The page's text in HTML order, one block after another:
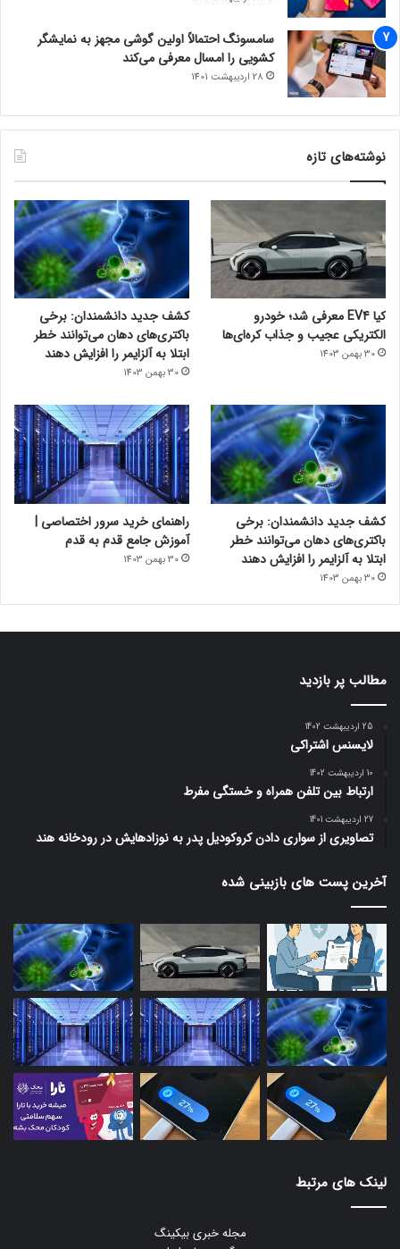
سامسونگ احتمالاً اولین گوشی مجهز به نمایشگر
کشویی را امسال معرفی می‌کند
28 اردیبهشت 1401
نوشته‌های تازه
کیا EV4 معرفی شد؛ خودرو
الکتریکی عجیب و جذاب کره‌ای‌ها
30 بهمن 1403
کشف جدید دانشمندان: برخی
باکتری‌های دهان می‌توانند خطر
ابتلا به آلزایمر را افزایش دهند
30 بهمن 1403
کشف جدید دانشمندان: برخی
باکتری‌های دهان می‌توانند خطر
ابتلا به آلزایمر را افزایش دهند
30 بهمن 1403
راهنمای خرید سرور اختصاصی |
آموزش جامع قدم به قدم
30 بهمن 1403
مطالب پر بازدید
25 اردیبهشت 1402
لایسنس اشتراکی
10 اردیبهشت 1402
ارتباط بین تلفن همراه و خستگی مفرط
27 اردیبهشت 1401
تصاویری از سواری دادن کروکودیل پدر به نوزادهایش در رودخانه هند
آخرین پست های بازبینی شده
لینک های مرتبط
مجله خبری بیکینگ